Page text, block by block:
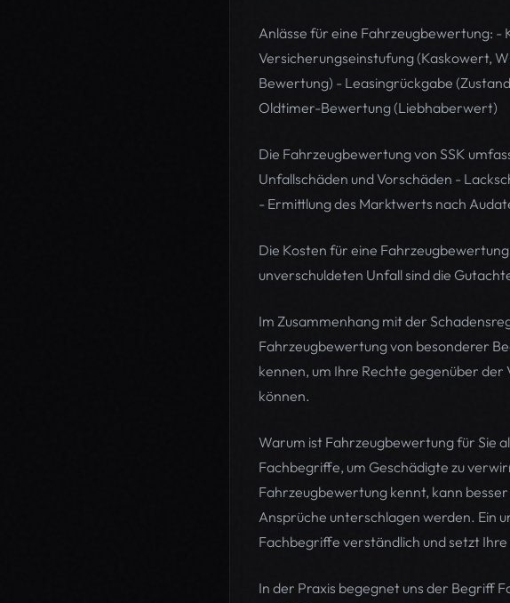
Anlässe für eine Fahrzeugbewertung: -
Versicherungseinstufung (Kaskowert,
Bewertung) - Leasingrückgabe
Oldtimer-Bewertung (Liebhaberwert)
Die Fahrzeugbewertung von SSK
Unfallschäden und Vorschäden -
- Ermittlung des Marktwerts nach
Die Kosten für eine
unverschuldeten Unfall sind die
Im Zusammenhang mit der
Fahrzeugbewertung von besonderer
kennen, um Ihre Rechte gegenüber
können.
Warum ist Fahrzeugbewertung für Sie
Fachbegriffe, um Geschädigte zu
Fahrzeugbewertung kennt, kann
Ansprüche unterschlagen werden. Ein
Fachbegriffe verständlich und setzt
In der Praxis begegnet uns der Begriff